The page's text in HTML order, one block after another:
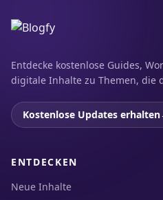
Entdecke kostenlose Guides,
digitale Inhalte zu Themen, die
Kostenlose Updates erhalten
ENTDECKEN
Neue Inhalte